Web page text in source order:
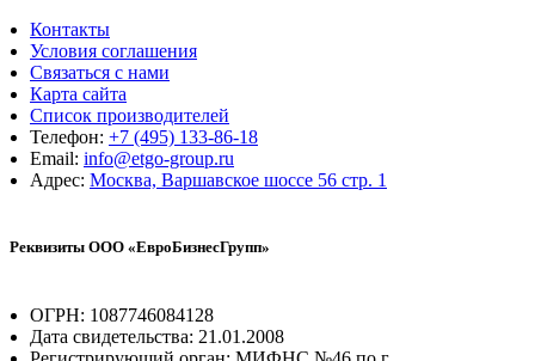
Контакты
Условия соглашения
Связаться с нами
Карта сайта
Список производителей
Телефон: +7 (495) 133-86-18
Email: info@etgo-group.ru
Адрес: Москва, Варшавское шоссе 56 стр. 1
Реквизиты ООО «ЕвроБизнесГрупп»
ОГРН: 1087746084128
Дата свидетельства: 21.01.2008